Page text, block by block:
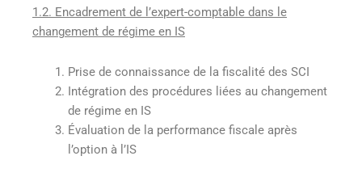
1.2. Encadrement de l’expert-comptable dans le
changement de régime en IS
Prise de connaissance de la fiscalité des SCI
Intégration des procédures liées au changement
de régime en IS
Évaluation de la performance fiscale après
l’option à l’IS